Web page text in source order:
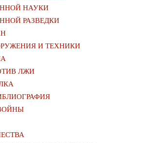
НАУКИ
РАЗВЕДКИ
И ТЕХНИКИ
ЛЖИ